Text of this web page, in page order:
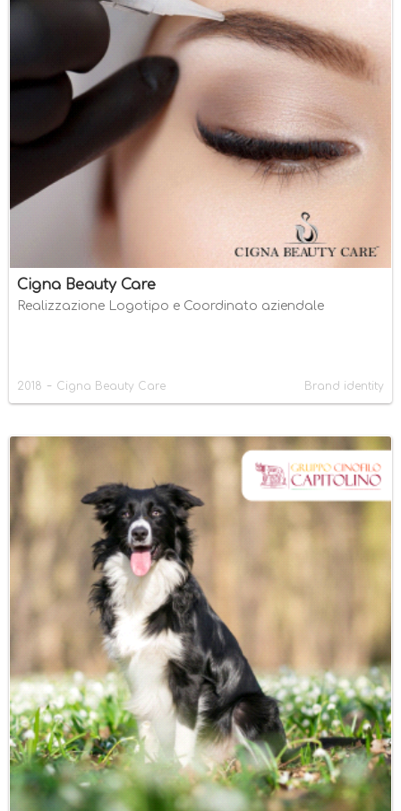
Cigna Beauty Care
Realizzazione Logotipo e Coordinato aziendale
2018 - Cigna Beauty Care Brand identity